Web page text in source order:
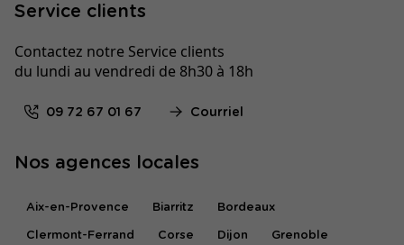
Service clients
Contactez notre Service clients
du lundi au vendredi de 8h30 à 18h
09 72 67 01 67 Courriel
Nos agences locales
Aix-en-Provence Biarritz Bordeaux
Clermont-Ferrand Corse Dijon Grenoble